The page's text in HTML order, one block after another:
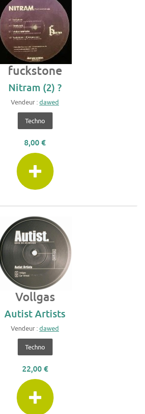
fuckstone
Nitram (2) ?
Vendeur :dawed
Techno
8,00 €
Vollgas
Autist Artists
Vendeur :dawed
Techno
22,00 €